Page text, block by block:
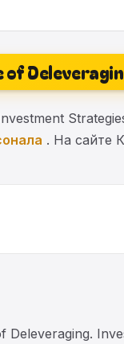
of
. На сайте
Deleveraging.